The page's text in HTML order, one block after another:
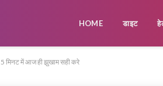
HOME डाइट
मिनट में आज ही झुखाम सही करे